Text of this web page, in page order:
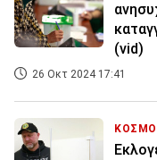
(vid)
26 Οκτ 2024 17:41